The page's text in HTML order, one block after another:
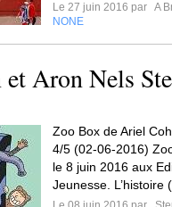
Le 27 juin 2016 par A
NONE
Aron Nels
Zoo Box de Ariel
4/5 (02-06-2016)
le 8 juin 2016 aux
Jeunesse. L’histoire